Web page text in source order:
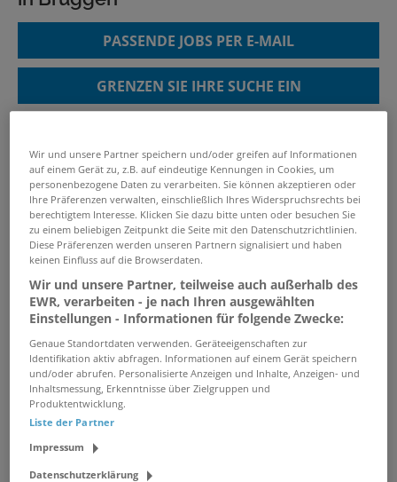
PASSENDE JOBS PER E-MAIL
GRENZEN SIE IHRE SUCHE EIN
Steuerberater - Jahresabschluss /
Steuerberatung (m/w/d)
04.08.2026 /Workwise GmbH / Baden-
Württemberg
verwandte und ähnliche Stellenangebote
Steuerfachangestellte/r (m/w/d)
05.08.2026 /Kanzleihafen / Willich
Steuerfachangestellter (m/w/d)
26.07.2026 /
PartG mbB/ Grefrath
Wir und unsere Partner speichern und/oder greifen auf Informationen
auf einem Gerät zu, z.B. auf eindeutige Kennungen in Cookies, um
personenbezogene Daten zu verarbeiten. Sie können akzeptieren oder
Ihre Präferenzen verwalten, einschließlich Ihres Widerspruchsrechts bei
berechtigtem Interesse. Klicken Sie dazu bitte unten oder besuchen Sie
zu einem beliebigen Zeitpunkt die Seite mit den Datenschutzrichtlinien.
Diese Präferenzen werden unseren Partnern signalisiert und haben
keinen Einfluss auf die Browserdaten.
Wir und unsere Partner, teilweise auch außerhalb des
EWR, verarbeiten - je nach Ihren ausgewählten
Einstellungen - Informationen für folgende Zwecke:
Genaue Standortdaten verwenden. Geräteeigenschaften zur
Identifikation aktiv abfragen. Informationen auf einem Gerät speichern
und/oder abrufen. Personalisierte Anzeigen und Inhalte, Anzeigen- und
Inhaltsmessung, Erkenntnisse über Zielgruppen und
Produktentwicklung.
Liste der Partner
Impressum
Datenschutzerklärung